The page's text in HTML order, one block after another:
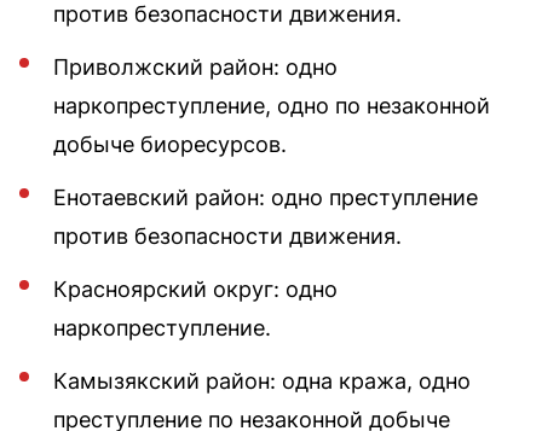
против безопасности движения.
Приволжский район: одно
наркопреступление, одно по незаконной
добыче биоресурсов.
Енотаевский район: одно преступление
против безопасности движения.
Красноярский округ: одно
наркопреступление.
Камызякский район: одна кража, одно
преступление по незаконной добыче